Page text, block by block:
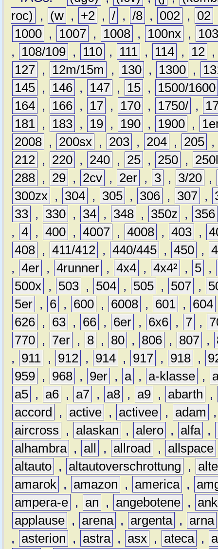
roc)
, (w , +2 , / , /8 , 002 , 02
1000 , 1007 , 1008 , 100nx ,
,
108/109 , 110 , 111 , 114 , 12
127 , 12m/15m , 130 , 1300 ,
145 , 146 , 147 , 15 ,
1500/1600
164 , 166 , 17 , 170 , 1750/ ,
181 , 183 , 19 , 190 , 1900 ,
2008 , 200sx , 203 , 204 , 205 ,
212 , 220 , 240 , 25 , 250 ,
288 , 29 , 2cv , 2er , 3 , 3/20 ,
300zx , 304 , 305 , 306 , 307 ,
33 , 330 , 34 , 348 , 350z ,
356
, 4 , 400 , 4007 , 4008 , 403 ,
408 , 411/412 , 440/445 , 450 ,
, 4er , 4runner , 4x4 , 4x4² , 5 ,
500x , 503 , 504 , 505 , 507 ,
5er , 6 , 600 , 6008 , 601 , 604
626 , 63 , 66 , 6er , 6x6 , 7 ,
770 , 7er , 8 , 80 , 806 , 807 ,
,
911 , 912 , 914 , 917 , 918 ,
959 , 968 , 9er , a , a-klasse ,
a5 , a6 , a7 , a8 , a9 , abarth
,
accord
, active , activee , adam
aircross
, alaskan , alero , alfa ,
alhambra , all , allroad , allspace
altauto , altautoverschrottung ,
amarok , amazon , america ,
ampera-e , an , angebotene ,
applause , arena , argenta , arna
,
asterion , astra , asx , ateca ,